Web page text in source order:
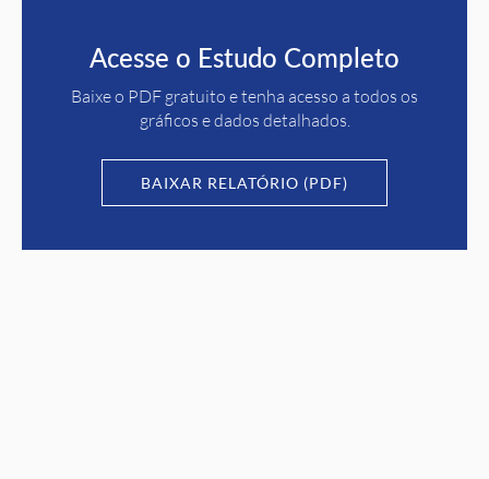
Acesse o Estudo Completo
Baixe o PDF gratuito e tenha acesso a todos os
gráficos e dados detalhados.
BAIXAR RELATÓRIO (PDF)